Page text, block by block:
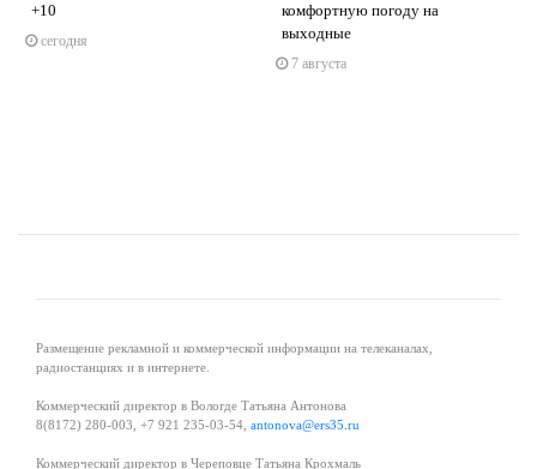
+10
сегодня
комфортную погоду на
выходные
7 августа
Размещение рекламной и коммерческой информации на телеканалах,
радиостанциях и в интернете.
Коммерческий директор в Вологде Татьяна Антонова
8(8172) 280-003, +7 921 235-03-54, antonova@ers35.ru
Коммерческий директор в Череповце Татьяна Крохмаль